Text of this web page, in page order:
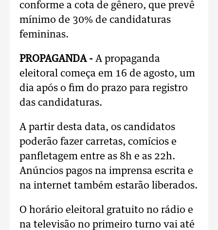
conforme a cota de gênero, que prevê
mínimo de 30% de candidaturas
femininas.
PROPAGANDA - A propaganda
eleitoral começa em 16 de agosto, um
dia após o fim do prazo para registro
das candidaturas.
A partir desta data, os candidatos
poderão fazer carretas, comícios e
panfletagem entre as 8h e as 22h.
Anúncios pagos na imprensa escrita e
na internet também estarão liberados.
O horário eleitoral gratuito no rádio e
na televisão no primeiro turno vai até